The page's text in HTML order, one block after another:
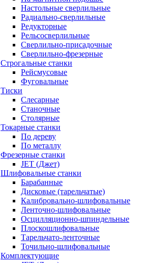
Настольные сверлильные
Радиально-сверлильные
Редукторные
Рельсосверлильные
Сверлильно-присадочные
Сверлильно-фрезерные
Строгальные станки
Рейсмусовые
Фуговальные
Тиски
Слесарные
Станочные
Столярные
Токарные станки
По дереву
По металлу
Фрезерные станки
JET (Джет)
Шлифовальные станки
Барабанные
Дисковые (тарельчатые)
Калибровально-шлифовальные
Ленточно-шлифовальные
Осцилляционно-шпиндельные
Плоскошлифовальные
Тарельчато-ленточные
Точильно-шлифовальные
Комплектующие